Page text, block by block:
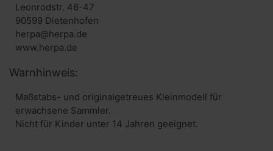
Leonrodstr. 46-47
90599 Dietenhofen
herpa@herpa.de
www.herpa.de
Warnhinweis:
Maßstabs- und originalgetreues Kleinmodell für
erwachsene Sammler.
Nicht für Kinder unter 14 Jahren geeignet.